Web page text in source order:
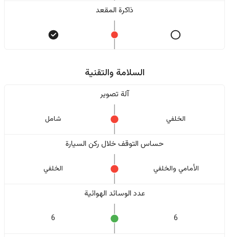
ذاكرة المقعد
السلامة والتقنية
آلة تصوير
الخلفي شامل
حساس التوقف خلال ركن السيارة
الأمامي والخلفي الخلفي
عدد الوسائد الهوائية
6
6